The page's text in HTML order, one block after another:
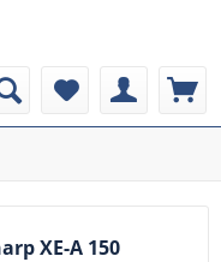
XE-A 150